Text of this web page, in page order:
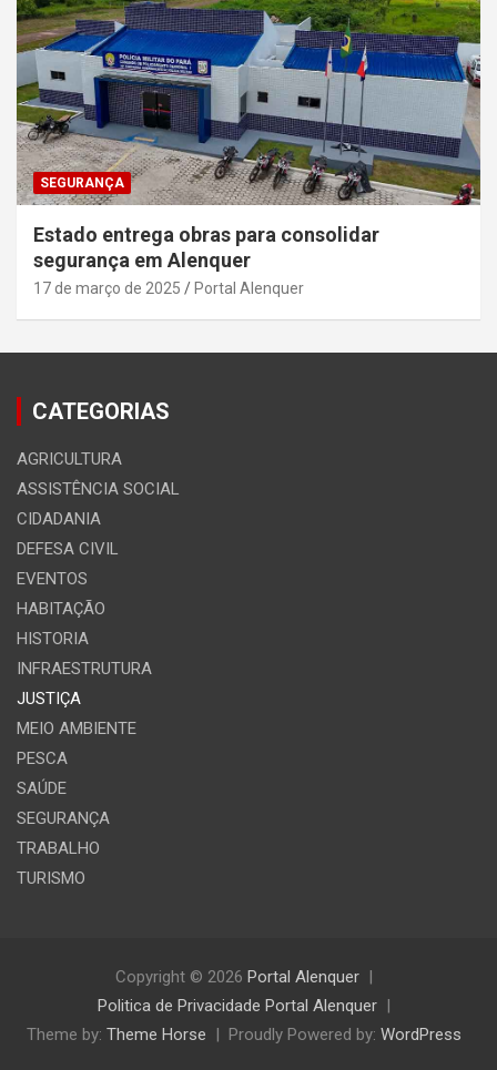
SEGURANÇA
Estado entrega obras para consolidar
segurança em Alenquer
17 de março de 2025 Portal Alenquer
CATEGORIAS
AGRICULTURA
ASSISTÊNCIA SOCIAL
CIDADANIA
DEFESA CIVIL
EVENTOS
HABITAÇÃO
HISTORIA
INFRAESTRUTURA
JUSTIÇA
MEIO AMBIENTE
PESCA
SAÚDE
SEGURANÇA
TRABALHO
TURISMO
Copyright © 2026 Portal Alenquer
Politica de Privacidade Portal Alenquer
Theme by: Theme Horse Proudly Powered by: WordPress